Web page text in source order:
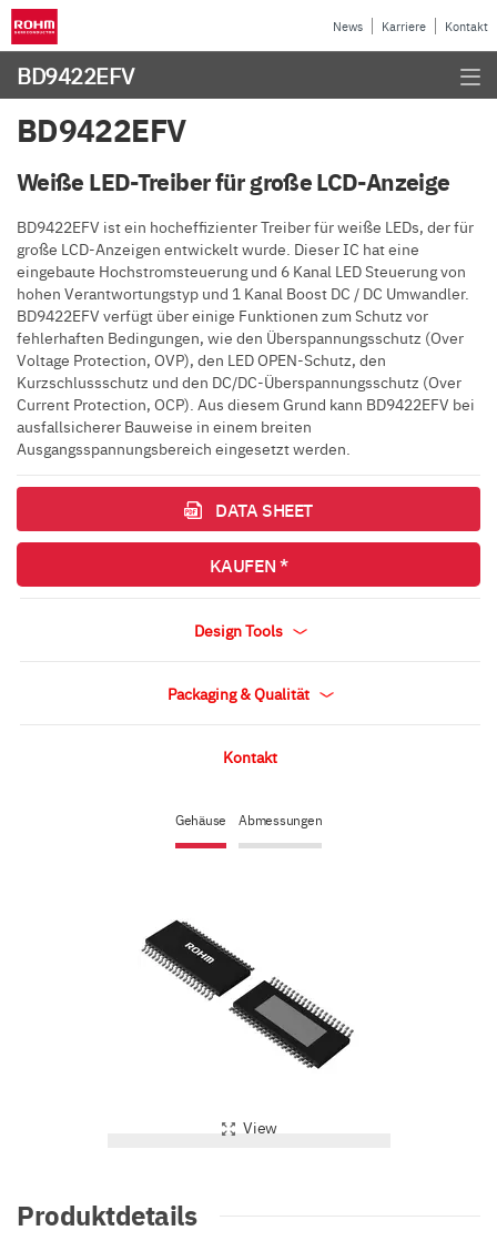
News Karriere Kontakt
BD9422EFV
Gehäuse Abmessungen
View
BD9422EFV
Weiße LED-Treiber für große LCD-Anzeige
BD9422EFV ist ein hocheffizienter Treiber für weiße LEDs, der für
große LCD-Anzeigen entwickelt wurde. Dieser IC hat eine
eingebaute Hochstromsteuerung und 6 Kanal LED Steuerung von
hohen Verantwortungstyp und 1 Kanal Boost DC / DC Umwandler.
BD9422EFV verfügt über einige Funktionen zum Schutz vor
fehlerhaften Bedingungen, wie den Überspannungsschutz (Over
Voltage Protection, OVP), den LED OPEN-Schutz, den
Kurzschlussschutz und den DC/DC-Überspannungsschutz (Over
Current Protection, OCP). Aus diesem Grund kann BD9422EFV bei
ausfallsicherer Bauweise in einem breiten
Ausgangsspannungsbereich eingesetzt werden.
DATA SHEET
KAUFEN *
Design Tools
Packaging & Qualität
Kontakt
Produktdetails